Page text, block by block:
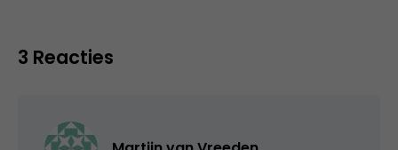
3 Reacties